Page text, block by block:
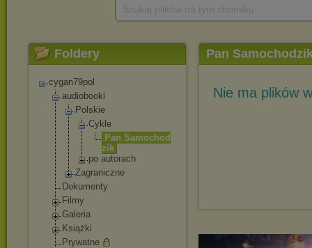
Foldery
cygan79pol
audiobooki
Polskie
Cykle
Pan Samochod
zik
po autorach
Zagraniczne
Dokumenty
Filmy
Galeria
Książki
Prywatne
Pan
Nie ma plików